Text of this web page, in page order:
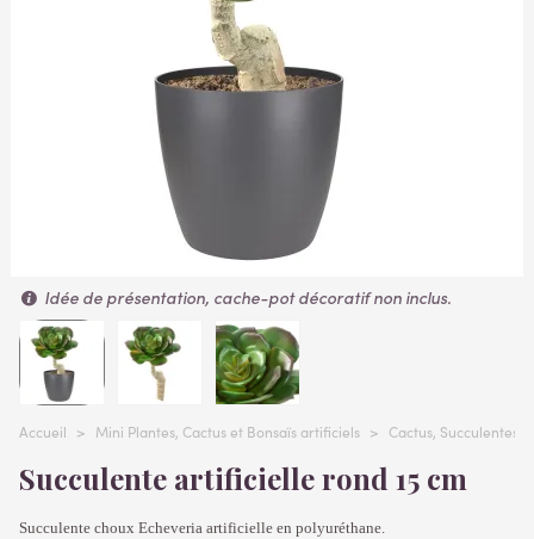
Idée de présentation, cache-pot décoratif non inclus.
Accueil > Mini Plantes, Cactus et Bonsaïs artificiels > Cactus, Succulentes,
Succulente artificielle rond 15 cm
Succulente choux Echeveria artificielle en polyuréthane.